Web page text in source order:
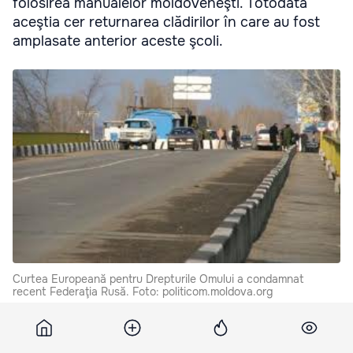
aceştia cer returnarea clădirilor în care au fost
amplasate anterior aceste şcoli.
Curtea Europeană pentru Drepturile Omului a condamnat
recent Federaţia Rusă. Foto: politicom.moldova.org
În acelaşi timp, directorul liceului Stefan cel Mare din